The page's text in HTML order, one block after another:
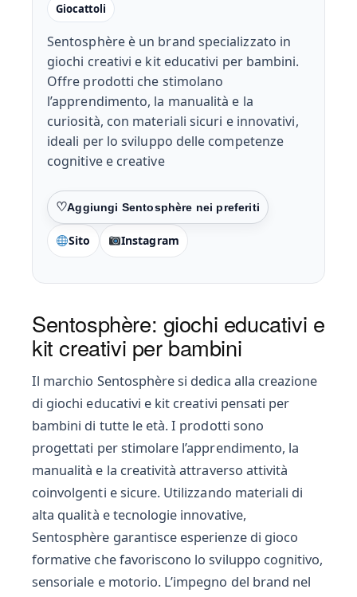
Giocattoli
Sentosphère è un brand specializzato in
giochi creativi e kit educativi per bambini.
Offre prodotti che stimolano
l’apprendimento, la manualità e la
curiosità, con materiali sicuri e innovativi,
ideali per lo sviluppo delle competenze
cognitive e creative
Preferiti
Sito Instagram
Sentosphère: giochi educativi e
kit creativi per bambini
Il marchio Sentosphère si dedica alla creazione
di giochi educativi e kit creativi pensati per
bambini di tutte le età. I prodotti sono
progettati per stimolare l’apprendimento, la
manualità e la creatività attraverso attività
coinvolgenti e sicure. Utilizzando materiali di
alta qualità e tecnologie innovative,
Sentosphère garantisce esperienze di gioco
formative che favoriscono lo sviluppo cognitivo,
sensoriale e motorio. L’impegno del brand nel